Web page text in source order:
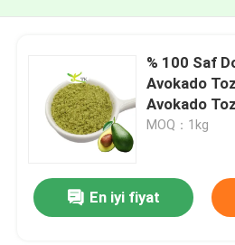
% 100 Saf
Avokado
Avokado
MOQ：1kg
En iyi fiyat